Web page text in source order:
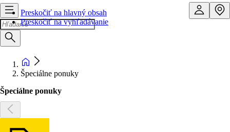
Preskočiť na hlavný obsah
Preskočiť na vyhľadávanie
Špeciálne ponuky
Špeciálne ponuky